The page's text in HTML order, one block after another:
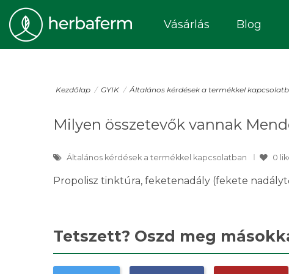
Vásárlás Blog
Kezdőlap GYIK Általános kérdések a termékkel
Milyen összetevők vannak
Általános kérdések a termékkel kapcsolatban 0
Propolisz tinktúra, feketenadály (fekete
Tetszett? Oszd meg